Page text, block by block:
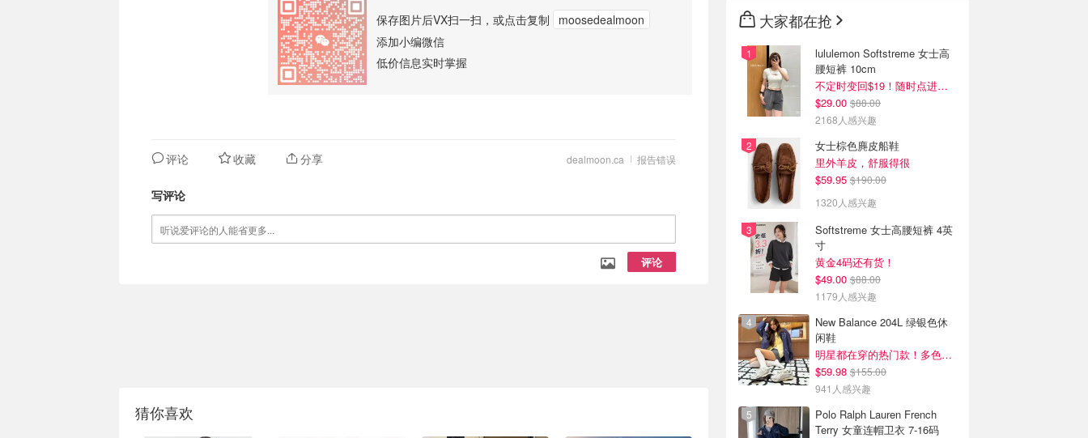
保存图片后VX扫一扫，或点击复制
moosedealmoon
添加小编微信
低价信息实时掌握
报告错误
dealmoon.ca
评论 收藏 分享
写评论
评论
猜你喜欢
大家都在抢
lululemon Softstreme 女士高
腰短裤 10cm
不定时变回$19！随时点进来看
$29.00 $88.00
2168人感兴趣
女士棕色麂皮船鞋
里外羊皮，舒服得很
$59.95 $190.00
1320人感兴趣
Softstreme 女士高腰短裤 4英
寸
黄金4码还有货！
$49.00 $88.00
1179人感兴趣
New Balance 204L 绿银色休
闲鞋
明星都在穿的热门款！多色可选 3.8折
$59.98 $155.00
941人感兴趣
Polo Ralph Lauren French
Terry 女童连帽卫衣 7-16码